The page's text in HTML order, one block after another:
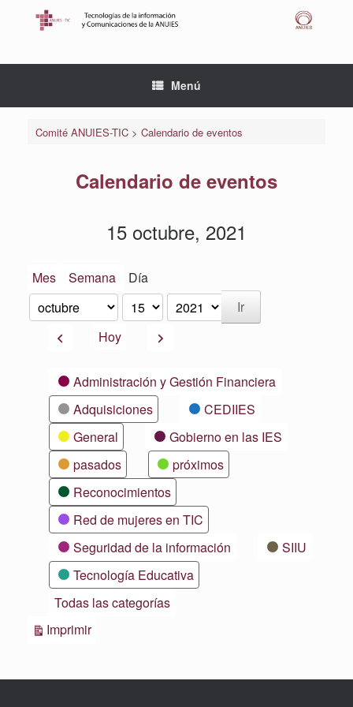
Menú
Comité ANUIES-TIC> Calendario de eventos
Calendario de eventos
15 octubre, 2021
Mes Semana Día
Mes
Día
Año
AnteriorHoy Siguiente
CategoríasAdministración y Gestión Financiera
Adquisiciones
CEDIIES
General
Gobierno en las IES
pasados
próximos
Reconocimientos
Red de mujeres en TIC
Seguridad de la información
SIIU
Tecnología Educativa
Todas las categorías
ImprimirVistas